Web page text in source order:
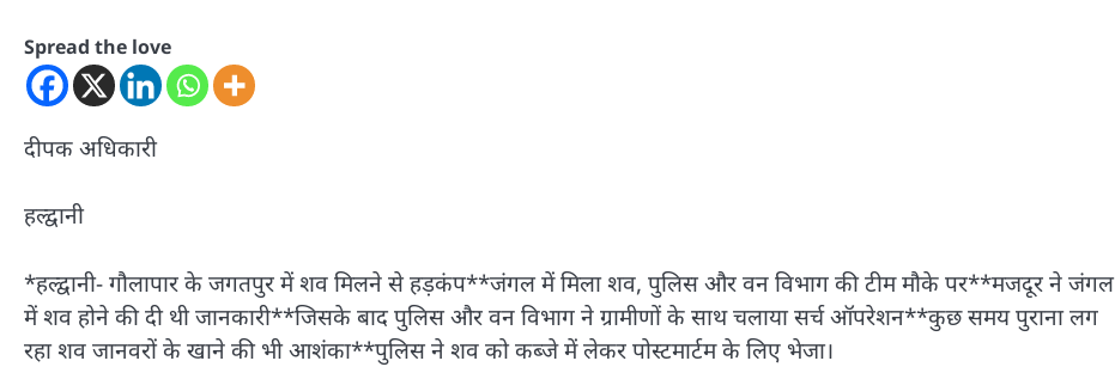
Spread the love
दीपक अधिकारी
हल्द्वानी
*हल्द्वानी- गौलापार के जगतपुर में शव मिलने से हड़कंप**जंगल में मिला शव, पुलिस और वन विभाग की टीम मौके पर**मजदूर ने जंगल
में शव होने की दी थी जानकारी**जिसके बाद पुलिस और वन विभाग ने ग्रामीणों के साथ चलाया सर्च ऑपरेशन**कुछ समय पुराना लग
रहा शव जानवरों के खाने की भी आशंका**पुलिस ने शव को कब्जे में लेकर पोस्टमार्टम के लिए भेजा।